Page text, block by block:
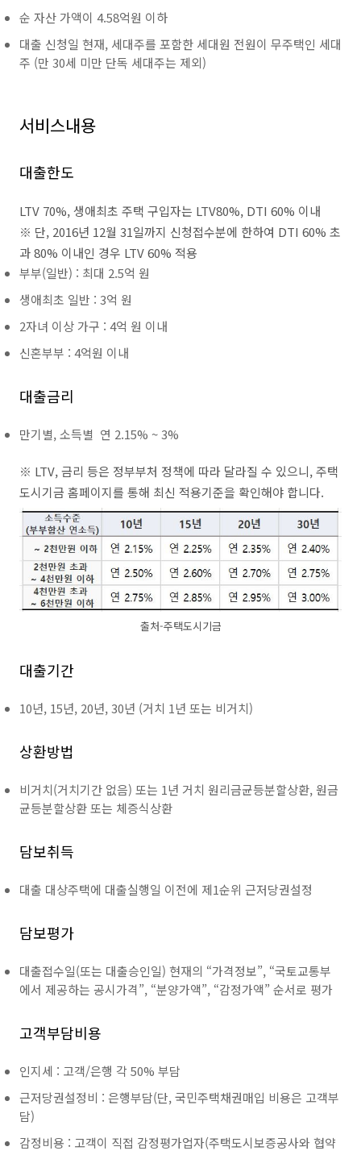
순 자산 가액이 4.58억원 이하
대출 신청일 현재, 세대주를 포함한 세대원 전원이 무주택인 세대
주 (만 30세 미만 단독 세대주는 제외)
서비스내용
대출한도
LTV 70%, 생애최초 주택 구입자는 LTV80%, DTI 60% 이내
※ 단, 2016년 12월 31일까지 신청접수분에 한하여 DTI 60% 초
과 80% 이내인 경우 LTV 60% 적용
부부(일반) : 최대 2.5억 원
생애최초 일반 : 3억 원
2자녀 이상 가구 : 4억 원 이내
신혼부부 : 4억원 이내
대출금리
만기별, 소득별 연 2.15% ~ 3%
※ LTV, 금리 등은 정부부처 정책에 따라 달라질 수 있으니, 주택
도시기금 홈페이지를 통해 최신 적용기준을 확인해야 합니다.
출처-주택도시기금
대출기간
10년, 15년, 20년, 30년 (거치 1년 또는 비거치)
상환방법
비거치(거치기간 없음) 또는 1년 거치 원리금균등분할상환, 원금
균등분할상환 또는 체증식상환
담보취득
대출 대상주택에 대출실행일 이전에 제1순위 근저당권설정
담보평가
대출접수일(또는 대출승인일) 현재의 “가격정보”, “국토교통부
에서 제공하는 공시가격”, “분양가액”, “감정가액” 순서로 평가
고객부담비용
인지세 : 고객/은행 각 50% 부담
근저당권설정비 : 은행부담(단, 국민주택채권매입 비용은 고객부
담)
감정비용 : 고객이 직접 감정평가업자(주택도시보증공사와 협약